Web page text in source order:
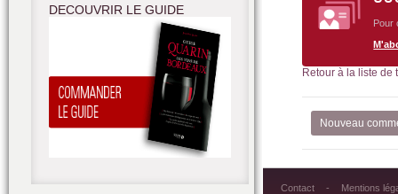
Pour
Retour à la liste de
Nouveau
Contact Mentions
DECOUVRIR LE GUIDE